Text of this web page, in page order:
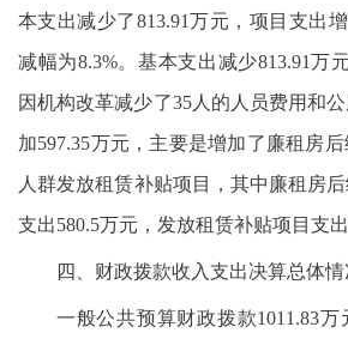
本支出减少了813.91万元，项目支出增
减幅为8.3%。基本支出减少813.91万
因机构改革减少了35人的人员费用和
加597.35万元，主要是增加了廉租房
人群发放租赁补贴项目，其中廉租房
支出580.5万元，发放租赁补贴项目支出
四、财政拨款收入支出决算总体情
一般公共预算财政拨款1011.83万